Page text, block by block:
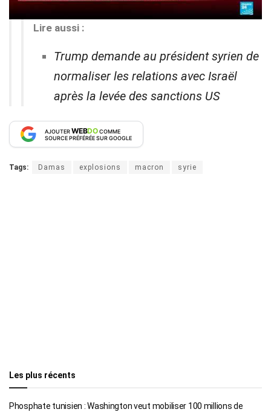
Lire aussi :
Trump demande au président syrien de
normaliser les relations avec Israël
après la levée des sanctions US
AJOUTERWEBDOCOMME
SOURCE PRÉFÉRÉE SUR GOOGLE
Tags: Damas explosions macron syrie
Les plus récents
Phosphate tunisien : Washington veut mobiliser 100 millions de